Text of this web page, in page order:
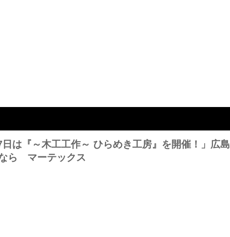
日は『～木工工作～ ひらめき工房』を開催！」広島
ら マーテックス